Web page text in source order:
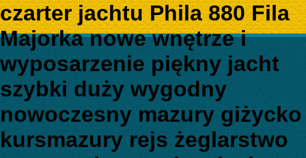
czarter jachtu Phila 880 Fila
Majorka nowe wnętrze i
wyposarzenie piękny jacht
szybki duży wygodny
nowoczesny mazury giżycko
kursmazury rejs żeglarstwo